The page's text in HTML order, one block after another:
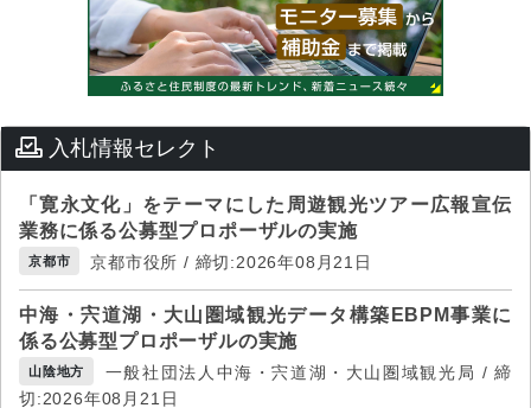
入札情報セレクト
「寛永文化」をテーマにした周遊観光ツアー広報宣伝
業務に係る公募型プロポーザルの実施
京都市 京都市役所 / 締切:2026年08月21日
中海・宍道湖・大山圏域観光データ構築EBPM事業に
係る公募型プロポーザルの実施
山陰地方
一般社団法人中海・宍道湖・大山圏域観光局 / 締
切:2026年08月21日